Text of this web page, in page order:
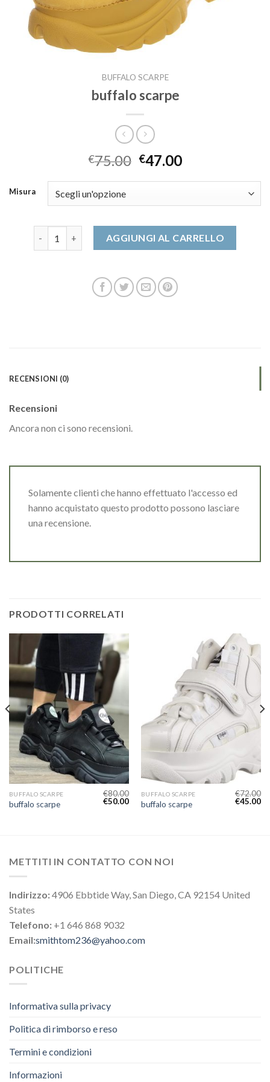
BUFFALO SCARPE
buffalo scarpe
€75.00 €47.00
Misura
buffalo scarpe quantitàAGGIUNGI AL CARRELLO
RECENSIONI (0)
Recensioni
Ancora non ci sono recensioni.
Solamente clienti che hanno effettuato l'accesso ed
hanno acquistato questo prodotto possono lasciare
una recensione.
PRODOTTI CORRELATI
BUFFALO SCARPE
buffalo scarpe
€80.00
€50.00
BUFFALO SCARPE
buffalo scarpe
€72.00
€45.00
METTITI IN CONTATTO CON NOI
Indirizzo:4906 Ebbtide Way, San Diego, CA 92154 United
States
Telefono: +1 646 868 9032
Email:smithtom236@yahoo.com
POLITICHE
Informativa sulla privacy
Politica di rimborso e reso
Termini e condizioni
Informazioni